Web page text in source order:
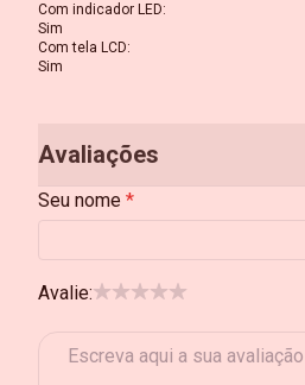
Com indicador LED:
Sim
Com tela LCD:
Sim
Avaliações
Seu nome
Avalie: